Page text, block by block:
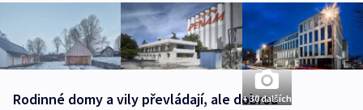
+ 30 dalších
Rodinné domy a vily převládají, ale dobrou